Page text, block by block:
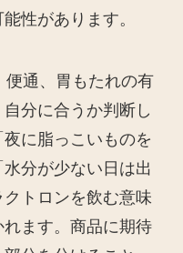
性があります。
便通、胃もたれの有
分に合うか判断し
に脂っこいものを
分が少ない日は出
トロンを飲む意味
ます。商品に期待